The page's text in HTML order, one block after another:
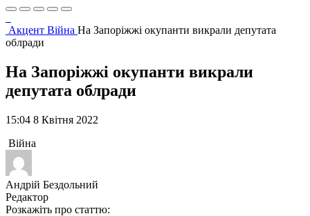
Акцент Війна На Запоріжжі окупанти викрали депутата
облради
На Запоріжжі окупанти викрали
депутата облради
15:04 8 Квітня 2022
Війна
Андрій Бездольний
Редактор
Розкажіть про статтю: